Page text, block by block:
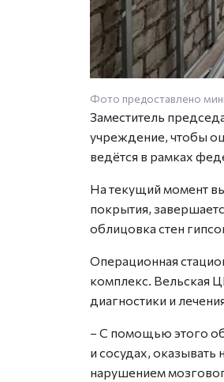
Фото предоставлено
Заместитель
учреждение, чтобы
ведётся в рамках
На текущий момент
покрытия,
облицовка стен
Операционная
комплекс. Вельская
диагностики и
– С помощью этого
и сосудах,
нарушением